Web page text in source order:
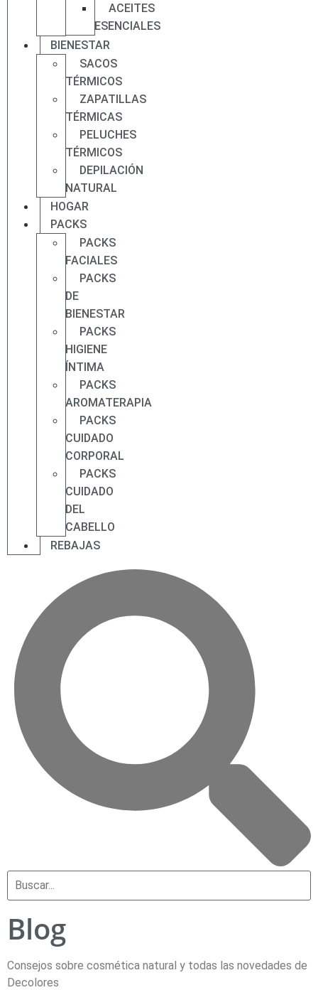
ACEITES
ESENCIALES
BIENESTAR
SACOS
TÉRMICOS
ZAPATILLAS
TÉRMICAS
PELUCHES
TÉRMICOS
DEPILACIÓN
NATURAL
HOGAR
PACKS
PACKS
FACIALES
PACKS
DE
BIENESTAR
PACKS
HIGIENE
ÍNTIMA
PACKS
AROMATERAPIA
PACKS
CUIDADO
CORPORAL
PACKS
CUIDADO
DEL
CABELLO
REBAJAS
Blog
Consejos sobre cosmética natural y todas las novedades de
Decolores